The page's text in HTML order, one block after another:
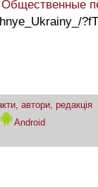
Общественные
автори, редакція
Android